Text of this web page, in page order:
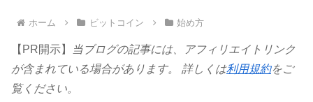
ホーム ビットコイン 始め方
【PR開示】
当ブログの記事には、アフィリエイトリンク
が含まれている場合があります。 詳しくは利用規約をご
覧ください。